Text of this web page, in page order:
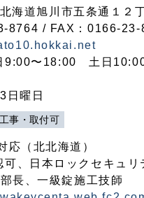
道旭川市五条通１２
8764 / FAX：0166-23-
9:00〜18:00 土日
日曜日
工事・取付可
応（北北海道）
可、日本ロックセキュリ
長、一級錠施工技師